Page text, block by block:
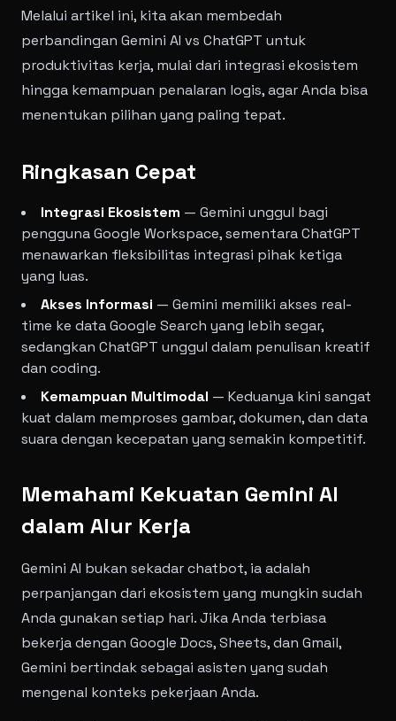
Melalui artikel ini, kita akan membedah
perbandingan Gemini AI vs ChatGPT untuk
produktivitas kerja, mulai dari integrasi ekosistem
hingga kemampuan penalaran logis, agar Anda bisa
menentukan pilihan yang paling tepat.
Ringkasan Cepat
Integrasi Ekosistem — Gemini unggul bagi
pengguna Google Workspace, sementara ChatGPT
menawarkan fleksibilitas integrasi pihak ketiga
yang luas.
Akses Informasi — Gemini memiliki akses real-
time ke data Google Search yang lebih segar,
sedangkan ChatGPT unggul dalam penulisan kreatif
dan coding.
Kemampuan Multimodal — Keduanya kini sangat
kuat dalam memproses gambar, dokumen, dan data
suara dengan kecepatan yang semakin kompetitif.
Memahami Kekuatan Gemini AI
dalam Alur Kerja
Gemini AI bukan sekadar chatbot, ia adalah
perpanjangan dari ekosistem yang mungkin sudah
Anda gunakan setiap hari. Jika Anda terbiasa
bekerja dengan Google Docs, Sheets, dan Gmail,
Gemini bertindak sebagai asisten yang sudah
mengenal konteks pekerjaan Anda.